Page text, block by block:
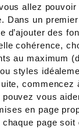
allez pouvoir
Dans un
d’ajouter des
cohérence,
au maximum
styles
commencez
pouvez vous
en page
page soit